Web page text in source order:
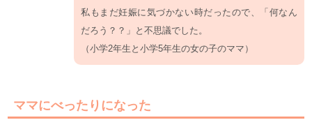
私もまだ妊娠に気づかない時だったので、「何なん
だろう？？」と不思議でした。
（小学2年生と小学5年生の女の子のママ）
ママにべったりになった